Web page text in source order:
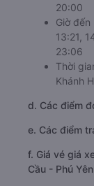
20:00
Giờ đến
13:21,
23:06
Thời
Khánh
d. Các điểm
e. Các điểm
f. Giá vé giá
Cầu - Phú